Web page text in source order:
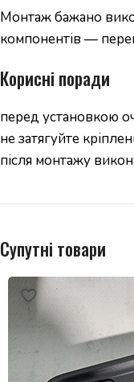
Монтаж бажано
компонентів —
Корисні поради
перед установкою
не затягуйте
після монтажу
Супутні товари